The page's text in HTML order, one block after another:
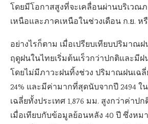
โดยมีโอกาสสูงที่จะเคลื่อนผ่านบริเวณ
เหนือและภาคเหนือในช่วงเดือน ก.ย. ห
อย่างไรก็ตาม เมื่อเปรียบเทียบปริมาณ
ฤดูฝนในไทยเริ่มต้นเร็วกว่าปกติและมี
โดยไม่มีภาวะฝนทิ้งช่วง ปริมาณฝนเฉ
24% และมีค่ามากที่สุดนับจากปี 2494
เฉลี่ยทั้งประเทศ 1,876 มม. สูงกว่าค่าป
เมื่อเทียบกับข้อมูลย้อนหลัง 40 ปี ซึ่งหม